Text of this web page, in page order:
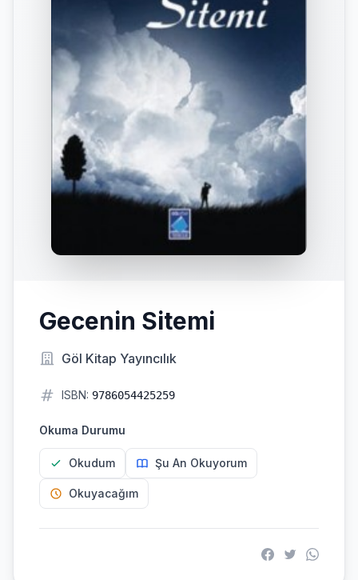
Gecenin Sitemi
Göl Kitap Yayıncılık
ISBN: 9786054425259
Okuma Durumu
Okudum Şu An Okuyorum
Okuyacağım